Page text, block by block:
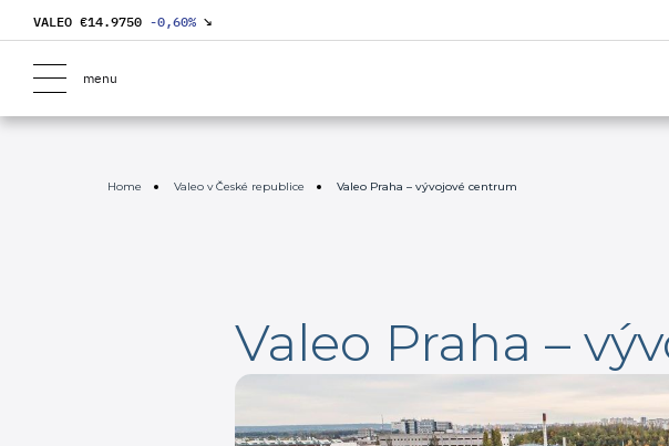
VALEO €14.9750 -0,60% ↘
menu
Home Valeo v České republice Valeo Praha – vývojové centrum
Valeo Praha –